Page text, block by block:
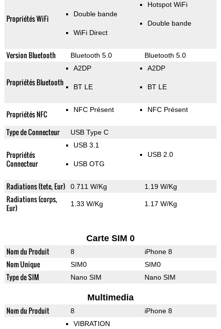
Propriétés WiFi Double bande
WiFi Direct
Hotspot WiFi
Double bande
Version Bluetooth Bluetooth 5.0 Bluetooth 5.0
Propriétés Bluetooth
A2DP
BT LE
A2DP
BT LE
Propriétés NFC NFC Présent NFC Présent
Type de Connecteur USB Type C
Propriétés
Connecteur
USB 3.1
USB OTG
USB 2.0
Radiations (tete, Eur) 0.711 W/Kg 1.19 W/Kg
Radiations (corps,
Eur)
1.33 W/Kg 1.17 W/Kg
Carte SIM 0
Nom du Produit 8 iPhone 8
Nom Unique SIM0 SIM0
Type de SIM Nano SIM Nano SIM
Multimedia
Nom du Produit 8 iPhone 8
VIBRATION